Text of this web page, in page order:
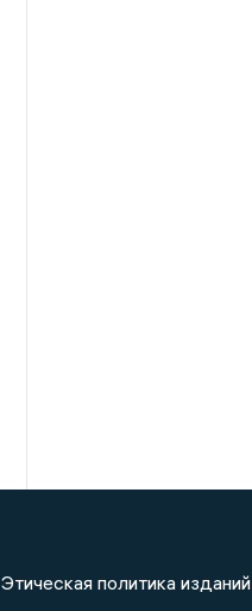
Этическая политика изданий